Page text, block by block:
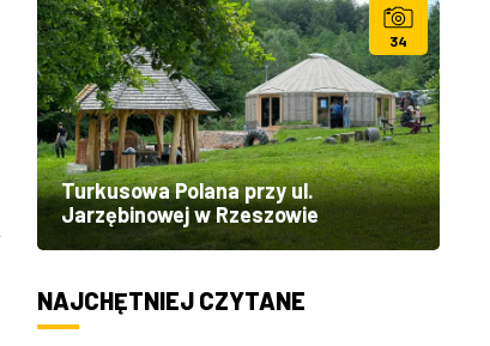
34
Turkusowa Polana przy ul.
Jarzębinowej w Rzeszowie
NAJCHĘTNIEJ CZYTANE